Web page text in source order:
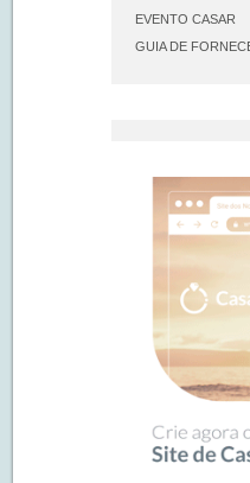
EVENTO CASAR
GUIA DE